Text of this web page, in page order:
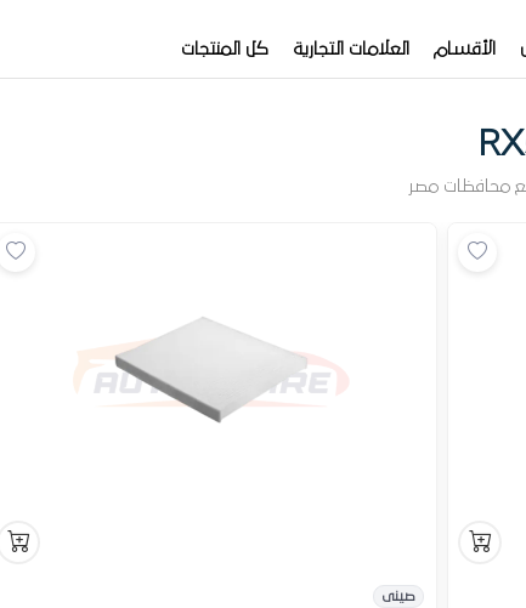
الأقسام العلامات التجارية كل المنتجات
محافظات مصر
صينى